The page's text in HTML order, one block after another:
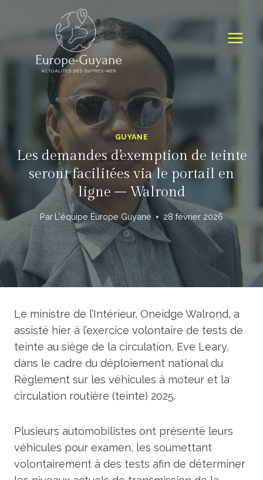
GUYANE
Les demandes d’exemption de teinte
seront facilitées via le portail en
ligne – Walrond
Par L'équipe Europe Guyane 28 février 2026
Le ministre de l’Intérieur, Oneidge Walrond, a
assisté hier à l’exercice volontaire de tests de
teinte au siège de la circulation, Eve Leary,
dans le cadre du déploiement national du
Règlement sur les véhicules à moteur et la
circulation routière (teinte) 2025.
Plusieurs automobilistes ont présenté leurs
véhicules pour examen, les soumettant
volontairement à des tests afin de déterminer